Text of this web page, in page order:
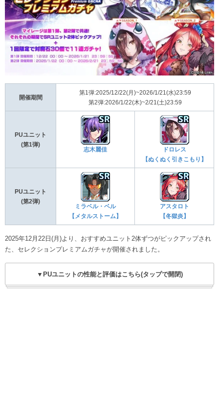
開催期間
第1弾:2025/12/22(月)~2026/1/21(水)23:59
第2弾:2026/1/22(木)~2/21(土)23:59
PUユニット
(第1弾)
志木麗佳
ドロレス
【ぬくぬく引きこもり】
PUユニット
(第2弾)
ミラベル・ベル
【メタルストーム】
アスタロト
【冬獄炎】
2025年12月22日(月)より、おすすめユニット2体ずつがピックアップされ
た、セレクションプレミアムガチャが開催されました。
▼PUユニットの性能と評価はこちら(タップで開閉)